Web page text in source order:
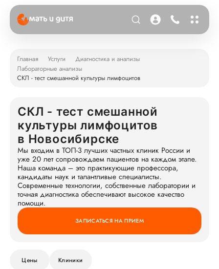
Главная Услуги
Диагностика и анализы
Лабораторные анализы
СКЛ - тест смешанной культуры лимфоцитов
СКЛ - тест смешанной
культуры лимфоцитов
в Новосибирске
Мы входим в ТОП-3 лучших частных клиник России и
уже 20 лет сопровождаем пациентов на каждом этапе.
Наша команда – это практикующие профессора,
кандидаты наук и талантливые специалисты.
Современные технологии, собственные лаборатории и
точная диагностика обеспечивают высокое качество
помощи.
ЗАПИСАТЬСЯ НА ПРИЕМ
Цены Клиники